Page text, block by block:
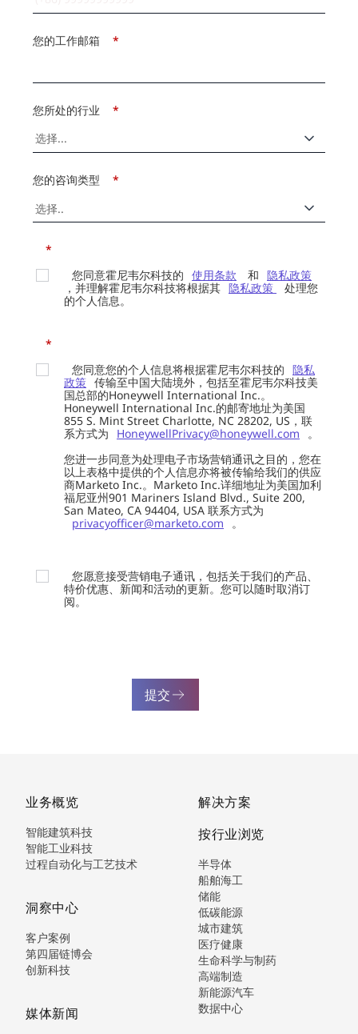
*
您的工作邮箱
*
您所处的行业
*
您的咨询类型
*
您同意霍尼韦尔科技的 使用条款 和 隐私政策
，并理解霍尼韦尔科技将根据其 隐私政策
处理您
的个人信息。
*
您同意您的个人信息将根据霍尼韦尔科技的 隐私
政策 传输至中国大陆境外，包括至霍尼韦尔科技美
国总部的Honeywell International Inc.。
Honeywell International Inc.的邮寄地址为美国
855 S. Mint Street Charlotte, NC 28202, US，联
系方式为
HoneywellPrivacy@honeywell.com
。
您进一步同意为处理电子市场营销通讯之目的，您在
以上表格中提供的个人信息亦将被传输给我们的供应
商Marketo Inc.。Marketo Inc.详细地址为美国加利
福尼亚州901 Mariners Island Blvd., Suite 200,
San Mateo, CA 94404, USA 联系方式为
privacyofficer@marketo.com
。
您愿意接受营销电子通讯，包括关于我们的产品、
特价优惠、新闻和活动的更新。您可以随时取消订
阅。
提交
业务概览
智能建筑科技
智能工业科技
过程自动化与工艺技术
洞察中心
客户案例
第四届链博会
创新科技
媒体新闻
解决方案
按行业浏览
半导体
船舶海工
储能
低碳能源
城市建筑
医疗健康
生命科学与制药
高端制造
新能源汽车
数据中心